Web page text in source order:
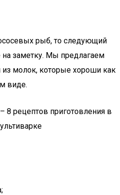
рыб, то следующий
заметку. Мы предлагаем
молок, которые хороши как
виде.